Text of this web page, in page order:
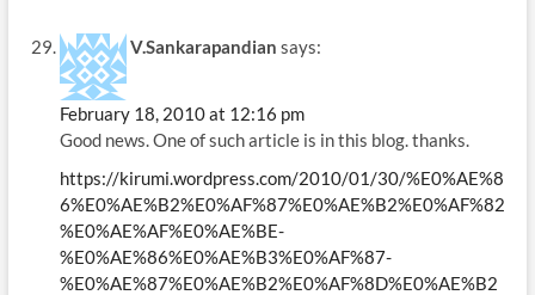
V.Sankarapandian says:
February 18, 2010 at 12:16 pm
Good news. One of such article is in this blog. thanks.
https://kirumi.wordpress.com/2010/01/30/%E0%AE%8
6%E0%AE%B2%E0%AF%87%E0%AE%B2%E0%AF%82
%E0%AE%AF%E0%AE%BE-
%E0%AE%86%E0%AE%B3%E0%AF%87-
%E0%AE%87%E0%AE%B2%E0%AF%8D%E0%AE%B2